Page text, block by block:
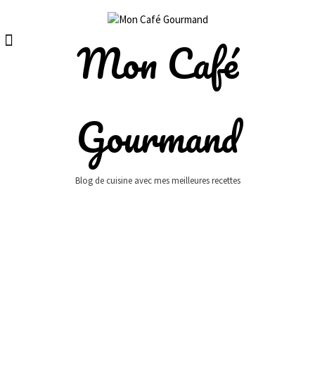
content
Mon Café
Gourmand
Blog de cuisine avec mes meilleures recettes